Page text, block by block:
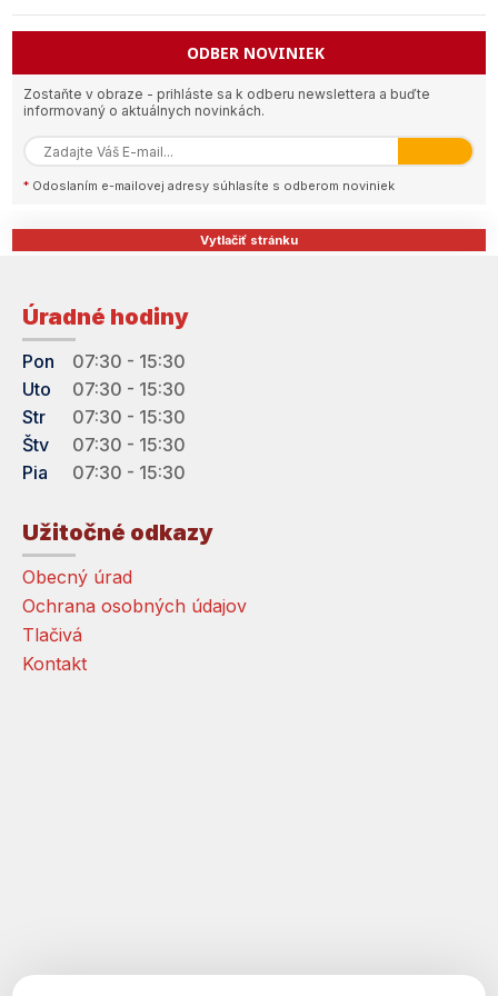
ODBER NOVINIEK
Zostaňte v obraze - prihláste sa k odberu newslettera a buďte
informovaný o aktuálnych novinkách.
* Odoslaním e-mailovej adresy súhlasíte s odberom noviniek
Vytlačiť stránku
Úradné hodiny
Pon
07:30 - 15:30
Uto
07:30 - 15:30
Str
07:30 - 15:30
Štv
07:30 - 15:30
Pia
07:30 - 15:30
Užitočné odkazy
Obecný úrad
Ochrana osobných údajov
Tlačivá
Kontakt